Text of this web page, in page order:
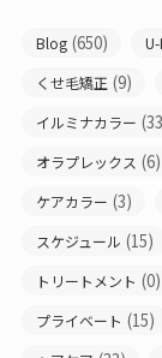
Blog (650)
くせ毛矯正 (9)
イルミナカラー
オラプレックス (6)
ケアカラー (3)
スケジュール (15)
トリートメント (0)
プライベート (15)